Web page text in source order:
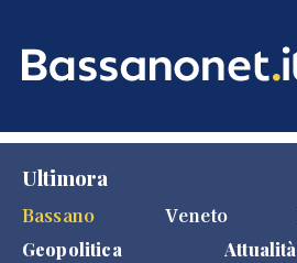
Ultimora
Bassano
Veneto
Geopolitica Attualità